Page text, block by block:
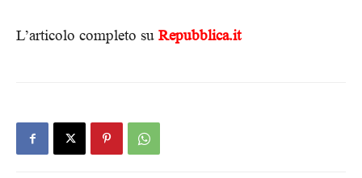
L’articolo completo su Repubblica.it